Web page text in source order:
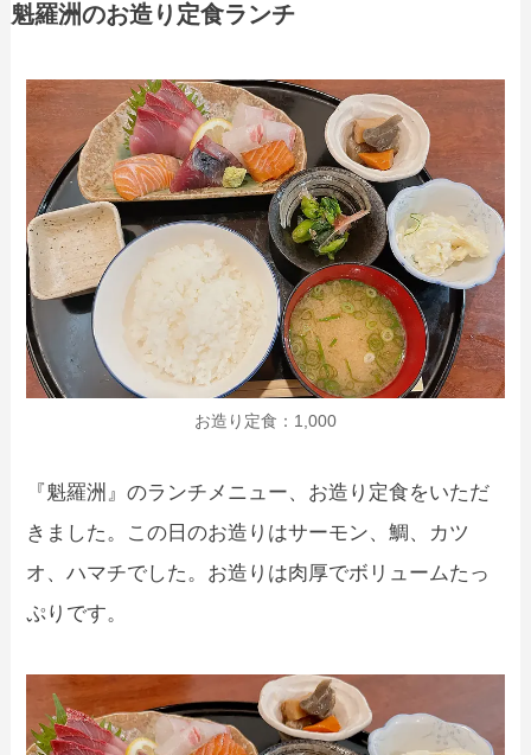
魁羅洲のお造り定食ランチ
お造り定食：1,000
『魁羅洲』のランチメニュー、お造り定食をいただ
きました。この日のお造りはサーモン、鯛、カツ
オ、ハマチでした。お造りは肉厚でボリュームたっ
ぷりです。